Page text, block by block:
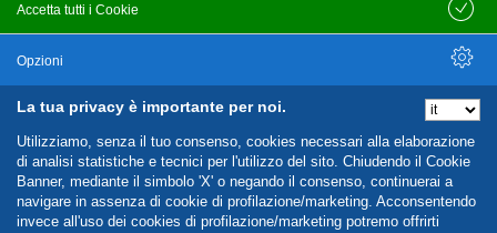
La tua privacy è importante per noi.
Utilizziamo, senza il tuo consenso, cookies necessari alla elaborazione
di analisi statistiche e tecnici per l'utilizzo del sito. Chiudendo il Cookie
Banner, mediante il simbolo 'X' o negando il consenso, continuerai a
navigare in assenza di cookie di profilazione/marketing. Acconsentendo
invece all'uso dei cookies di profilazione/marketing potremo offrirti
Accetta tutti i Cookie
Salva
Opzioni
Nascondi Opzioni